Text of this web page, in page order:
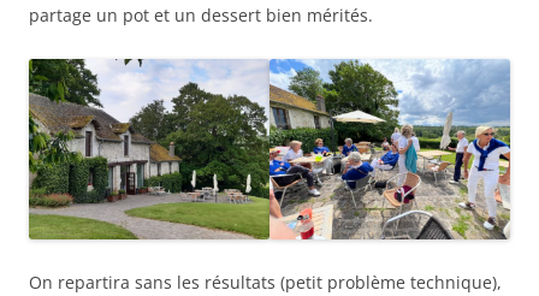
partage un pot et un dessert bien mérités.
On repartira sans les résultats (petit problème technique),